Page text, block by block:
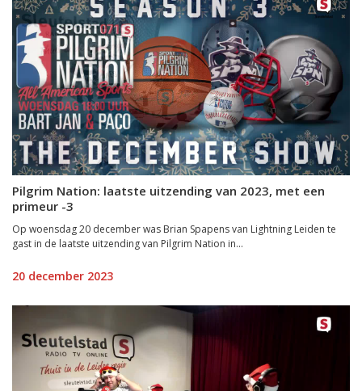
Pilgrim Nation: laatste uitzending van 2023, met een
primeur -3
Op woensdag 20 december was Brian Spapens van Lightning Leiden te
gast in de laatste uitzending van Pilgrim Nation in...
20 december 2023